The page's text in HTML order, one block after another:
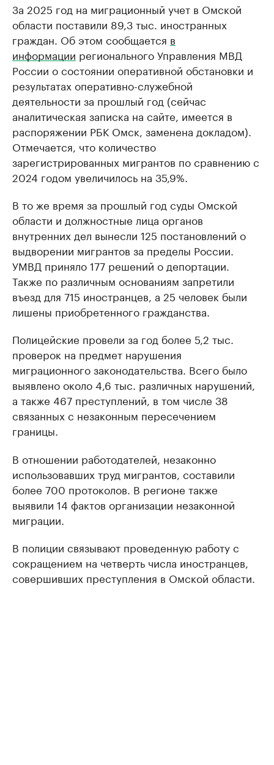
За 2025 год на миграционный учет в Омской
области поставили 89,3 тыс. иностранных
граждан. Об этом сообщается в
информации регионального Управления МВД
России о состоянии оперативной обстановки и
результатах оперативно-служебной
деятельности за прошлый год (сейчас
аналитическая записка на сайте, имеется в
распоряжении РБК Омск, заменена докладом).
Отмечается, что количество
зарегистрированных мигрантов по сравнению с
2024 годом увеличилось на 35,9%.
В то же время за прошлый год суды Омской
области и должностные лица органов
внутренних дел вынесли 125 постановлений о
выдворении мигрантов за пределы России.
УМВД приняло 177 решений о депортации.
Также по различным основаниям запретили
въезд для 715 иностранцев, а 25 человек были
лишены приобретенного гражданства.
Полицейские провели за год более 5,2 тыс.
проверок на предмет нарушения
миграционного законодательства. Всего было
выявлено около 4,6 тыс. различных нарушений,
а также 467 преступлений, в том числе 38
связанных с незаконным пересечением
границы.
В отношении работодателей, незаконно
использовавших труд мигрантов, составили
более 700 протоколов. В регионе также
выявили 14 фактов организации незаконной
миграции.
В полиции связывают проведенную работу с
сокращением на четверть числа иностранцев,
совершивших преступления в Омской области.